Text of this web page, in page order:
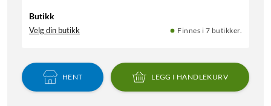
Butikk
Velg din butikk Finnes i 7 butikker.
HENT LEGG I HANDLEKURV